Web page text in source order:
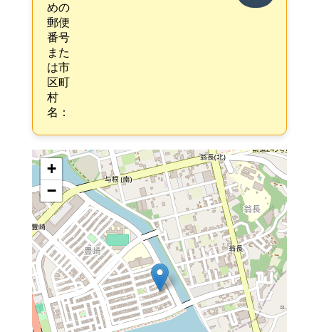
めの
郵便
番号
また
は市
区町
村
名：
+
−